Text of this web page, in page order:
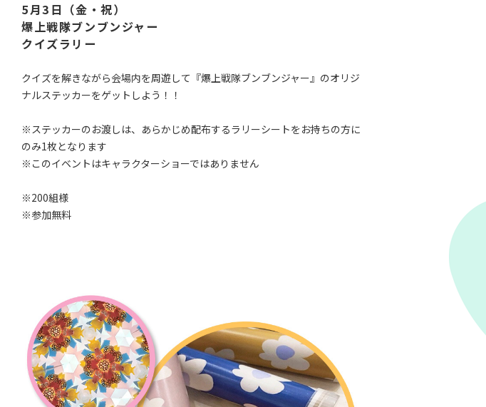
5月3日（金・祝）
爆上戦隊ブンブンジャー
クイズラリー
クイズを解きながら会場内を周遊して『爆上戦隊ブンブンジャー』のオリジ
ナルステッカーをゲットしよう！！
※ステッカーのお渡しは、あらかじめ配布するラリーシートをお持ちの方に
のみ1枚となります
※このイベントはキャラクターショーではありません
※200組様
※参加無料